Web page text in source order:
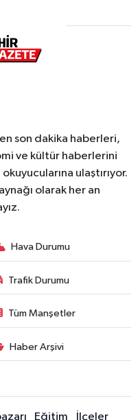
son dakika haberleri,
ve kültür haberlerini
ulaştırıyor.
olarak her an
Hava Durumu
Trafik Durumu
Tüm Manşetler
Haber Arşivi
Eğitim İlçeler